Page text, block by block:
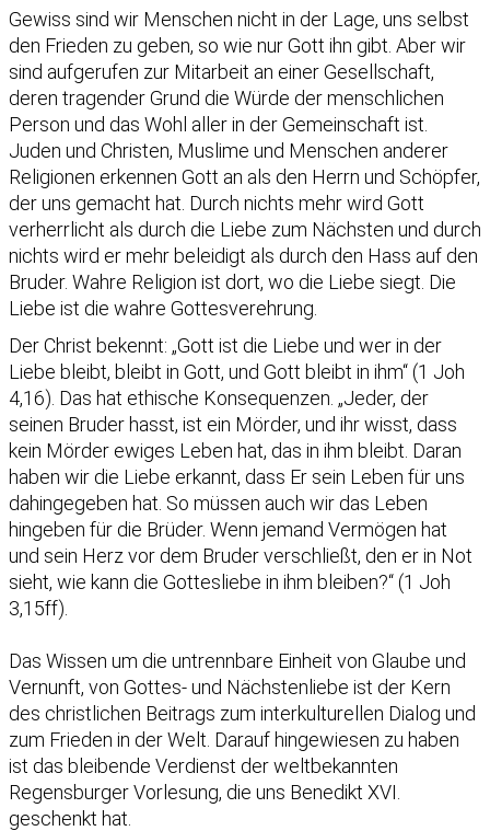
Gewiss sind wir Menschen nicht in der Lage, uns selbst
den Frieden zu geben, so wie nur Gott ihn gibt. Aber wir
sind aufgerufen zur Mitarbeit an einer Gesellschaft,
deren tragender Grund die Würde der menschlichen
Person und das Wohl aller in der Gemeinschaft ist.
Juden und Christen, Muslime und Menschen anderer
Religionen erkennen Gott an als den Herrn und Schöpfer,
der uns gemacht hat. Durch nichts mehr wird Gott
verherrlicht als durch die Liebe zum Nächsten und durch
nichts wird er mehr beleidigt als durch den Hass auf den
Bruder. Wahre Religion ist dort, wo die Liebe siegt. Die
Liebe ist die wahre Gottesverehrung.
Der Christ bekennt: „Gott ist die Liebe und wer in der
Liebe bleibt, bleibt in Gott, und Gott bleibt in ihm“ (1 Joh
4,16). Das hat ethische Konsequenzen. „Jeder, der
seinen Bruder hasst, ist ein Mörder, und ihr wisst, dass
kein Mörder ewiges Leben hat, das in ihm bleibt. Daran
haben wir die Liebe erkannt, dass Er sein Leben für uns
dahingegeben hat. So müssen auch wir das Leben
hingeben für die Brüder. Wenn jemand Vermögen hat
und sein Herz vor dem Bruder verschließt, den er in Not
sieht, wie kann die Gottesliebe in ihm bleiben?“ (1 Joh
3,15ff).
Das Wissen um die untrennbare Einheit von Glaube und
Vernunft, von Gottes- und Nächstenliebe ist der Kern
des christlichen Beitrags zum interkulturellen Dialog und
zum Frieden in der Welt. Darauf hingewiesen zu haben
ist das bleibende Verdienst der weltbekannten
Regensburger Vorlesung, die uns Benedikt XVI.
geschenkt hat.